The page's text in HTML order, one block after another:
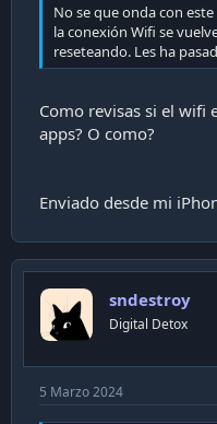
No se que onda con
la conexión Wifi se
reseteando. Les ha
Como revisas si el wifi
apps? O como?
Enviado desde mi
sndestroy
Digital Detox
5 Marzo 2024